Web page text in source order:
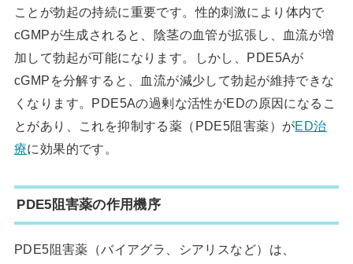
ことが勃起の持続に重要です。性的刺激により体内で
cGMPが生成されると、陰茎の血管が拡張し、血流が増
加して勃起が可能になります。しかし、PDE5Aが
cGMPを分解すると、血流が減少して勃起が維持できな
くなります。PDE5Aの過剰な活性がEDの原因になるこ
とがあり、これを抑制する薬（PDE5阻害薬）がED治
療に効果的です。
PDE5阻害薬の作用機序
PDE5阻害薬（バイアグラ、シアリスなど）は、